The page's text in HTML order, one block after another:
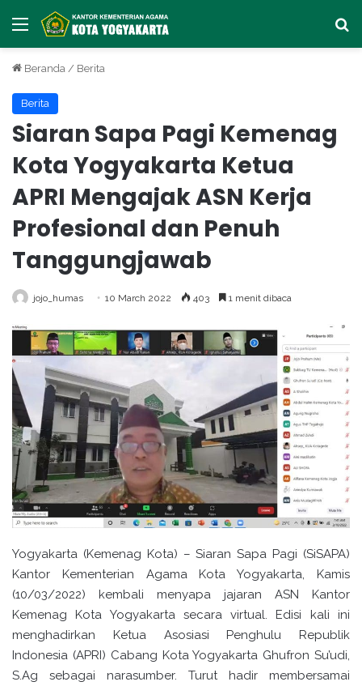
Menu
Beranda / Berita
Berita
Siaran Sapa Pagi Kemenag
Kota Yogyakarta Ketua
APRI Mengajak ASN Kerja
Profesional dan Penuh
Tanggungjawab
jojo_humas 10 March 2022 403 1 menit dibaca
Yogyakarta (Kemenag Kota) – Siaran Sapa Pagi (SiSAPA)
Kantor Kementerian Agama Kota Yogyakarta, Kamis
(10/03/2022) kembali menyapa jajaran ASN Kantor
Kemenag Kota Yogyakarta secara virtual. Edisi kali ini
menghadirkan Ketua Asosiasi Penghulu Republik
Indonesia (APRI) Cabang Kota Yogyakarta Ghufron Su’udi,
S.Ag sebagai narasumber. Turut hadir membersamai